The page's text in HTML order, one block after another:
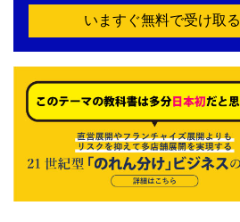
いますぐ無料で受け取る